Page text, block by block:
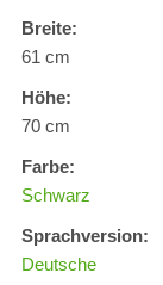
Breite:
61 cm
Höhe:
70 cm
Farbe:
Schwarz
Sprachversion:
Deutsche